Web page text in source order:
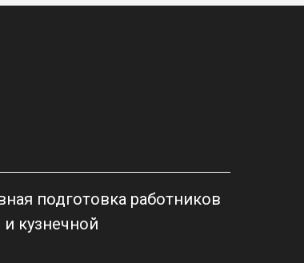
подготовка работников
кузнечной